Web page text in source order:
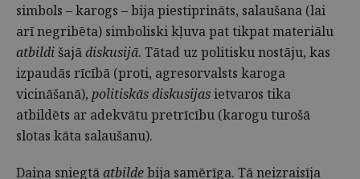
simbols – karogs – bija piestiprināts, salaušana (lai
arī negribēta) simboliski kļuva pat tikpat materiālu
atbildišajādiskusijā. Tātad uz politisku nostāju, kas
izpaudās rīcībā (proti, agresorvalsts karoga
vicināšanā), politiskās diskusijasietvaros tika
atbildēts ar adekvātu pretrīcību (karogu turošā
slotas kāta salaušanu).
Daiņa sniegtāatbildebija samērīga. Tā neizraisīja